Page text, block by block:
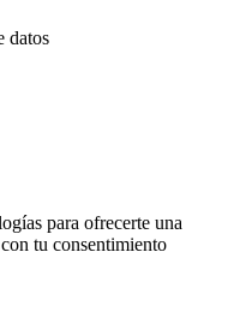
datos
para ofrecerte una
tu consentimiento